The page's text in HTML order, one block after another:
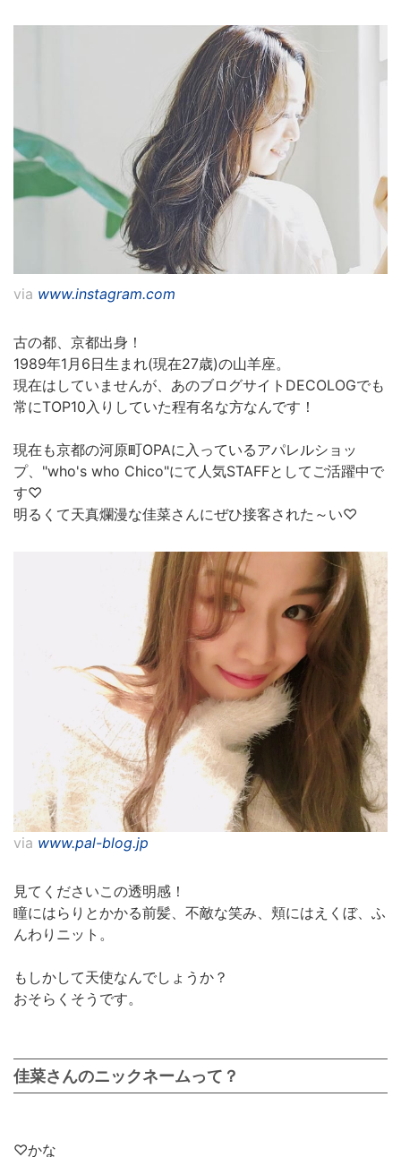
via www.instagram.com
古の都、京都出身！
1989年1月6日生まれ(現在27歳)の山羊座。
現在はしていませんが、あのブログサイトDECOLOGでも
常にTOP10入りしていた程有名な方なんです！
現在も京都の河原町OPAに入っているアパレルショッ
プ、"who's who Chico"にて人気STAFFとしてご活躍中で
す♡
明るくて天真爛漫な佳菜さんにぜひ接客された～い♡
via www.pal-blog.jp
見てくださいこの透明感！
瞳にはらりとかかる前髪、不敵な笑み、頬にはえくぼ、ふ
んわりニット。
もしかして天使なんでしょうか？
おそらくそうです。
佳菜さんのニックネームって？
♡かな